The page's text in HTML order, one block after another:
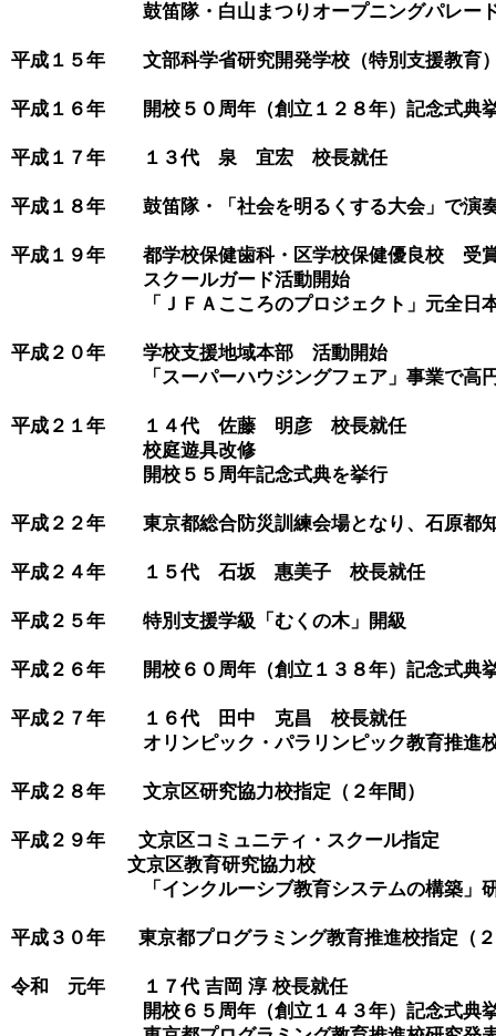
鼓笛隊・白山まつりオープニングパレード出
平成１５年　　文部科学省研究開発学校（特別支援教育
平成１６年　　開校５０周年（創立１２８年）記念式典
平成１７年　　１３代　泉　宜宏　校長就任
平成１８年　　鼓笛隊・「社会を明るくする大会」で演
平成１９年　　都学校保健歯科・区学校保健優良校　受
スクールガード活動開始
「ＪＦＡこころのプロジェクト」元全日本岩
平成２０年　　学校支援地域本部　活動開始
「スーパーハウジングフェア」事業で高円
平成２１年　　１４代　佐藤　明彦　校長就任
校庭遊具改修
開校５５周年記念式典を挙行
平成２２年　　東京都総合防災訓練会場となり、石原都
平成２４年　　１５代　石坂　惠美子　校長就任
平成２５年　　特別支援学級「むくの木」開級
平成２６年　　開校６０周年（創立１３８年）記念式典
平成２７年　　１６代　田中　克昌　校長就任
オリンピック・パラリンピック教育推進
平成２８年　　文京区研究協力校指定（２年間）
平成２９年      文京区コミュニティ・スクール指定
                     文京区教育研究協力校
「インクルーシブ教育システムの構築」研
平成３０年      東京都プログラミング教育推進校指定（
令和　元年　　１７代 吉岡 淳 校長就任
開校６５周年（創立１４３年）記念式典